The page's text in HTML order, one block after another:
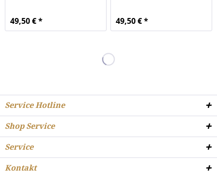
49,50 € * 49,50 € *
Service Hotline
Shop Service
Service
Kontakt